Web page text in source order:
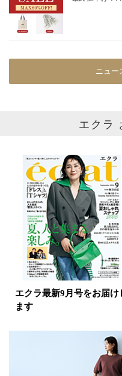
ニュー
エクラ
エクラ最新9月号をお届け
ます